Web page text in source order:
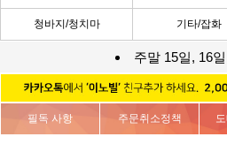
청바지/청치마 기타/잡화
주말 15일, 16
필독 사항 주문취소정책